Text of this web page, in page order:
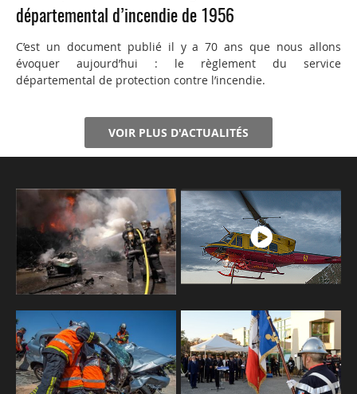
départemental d’incendie de 1956
C’est un document publié il y a 70 ans que nous allons
évoquer aujourd’hui : le règlement du service
départemental de protection contre l’incendie.
VOIR PLUS D'ACTUALITÉS